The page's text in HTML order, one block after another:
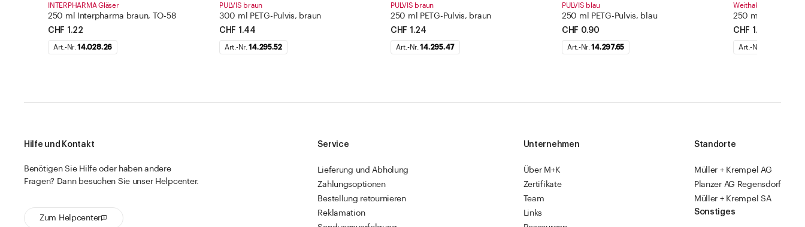
INTERPHARMA Gläser
250 ml Interpharma braun, TO-58
CHF 1.22
Art.-Nr.14.028.26
PULVIS braun
300 ml PETG-Pulvis, braun
CHF 1.44
Art.-Nr.14.295.52
PULVIS braun
250 ml PETG-Pulvis, braun
CHF 1.24
Art.-Nr.14.295.47
PULVIS blau
250 ml PETG-Pulvis, blau
CHF 0.90
Art.-Nr.14.297.65
Weithalsdosen
250 ml
CHF 1.10
Art.-Nr.
Hilfe und Kontakt
Benötigen Sie Hilfe oder haben andere
Fragen? Dann besuchen Sie unser Helpcenter.
Zum Helpcenter
Service
Lieferung und Abholung
Zahlungsoptionen
Bestellung retournieren
Reklamation
Unternehmen
Über M+K
Zertifikate
Team
Links
Standorte
Müller + Krempel AG
Planzer AG Regensdorf
Müller + Krempel SA
Sonstiges